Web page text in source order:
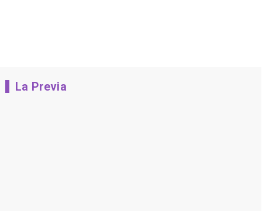
La Previa